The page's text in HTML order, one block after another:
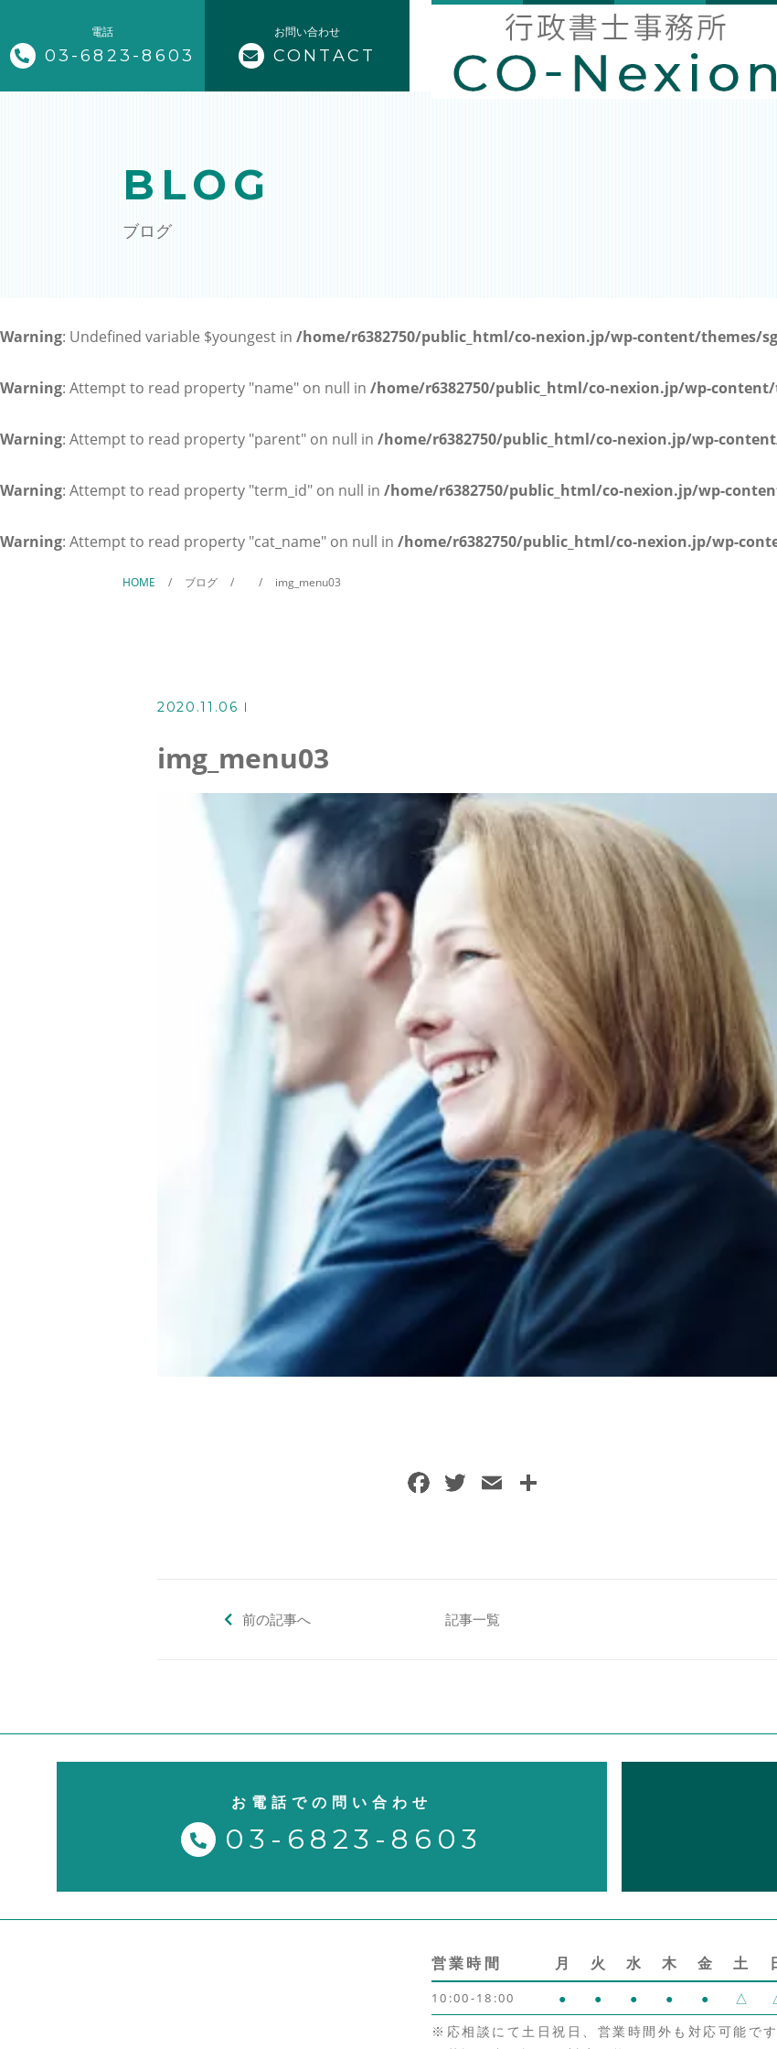
電話
03-6823-8603
お問い合わせ
CONTACT
トップページ
永住・帰化申請
証明書翻訳
料金表
所長プロフィール
ブログ
当事務所からのお知らせ
問い合わせ
BLOG
ブログ
Warning: Undefined variable $youngest in /home/r6382750/public_html/co-nexion.jp/wp-content/themes/
Warning: Attempt to read property "name" on null in /home/r6382750/public_html/co-nexion.jp/wp-
Warning: Attempt to read property "parent" on null in /home/r6382750/public_html/co-nexion.jp/wp-
Warning: Attempt to read property "term_id" on null in /home/r6382750/public_html/co-nexion.jp/wp-
Warning: Attempt to read property "cat_name" on null in /home/r6382750/public_html/co-nexion.jp/wp-
HOME ブログ img_menu03
2020.11.06
img_menu03
F
o
T E
前の記事へ 記事一覧
お電話での問い合わせ
03-6823-8603
営業時間 月 火 水 木 金 土
10:00-18:00 ● ● ● ● ● △
※応相談にて土日祝日、営業時間外も対応可能です